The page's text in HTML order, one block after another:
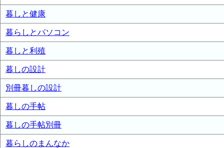
暮しと健康
暮らしとパソコン
暮しと利殖
暮しの設計
別冊暮しの設計
暮しの手帖
暮しの手帖別冊
暮らしのまんなか